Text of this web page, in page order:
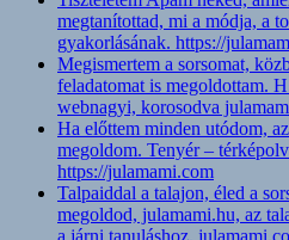
megtanítottad, mi a módja, a
gyakorlásának. https://
Megismertem a sorsomat,
feladatomat is megoldottam.
webnagyi, korosodva
Ha előttem minden utódom,
megoldom. Tenyér –
https://julamami.com
Talpaiddal a talajon, éled a
megoldod, julamami.hu, az
a járni tanuláshoz.